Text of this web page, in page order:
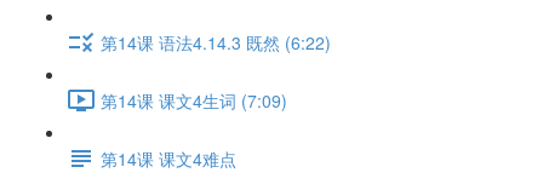
第14课 语法4.14.3 既然 (6:22)
第14课 课文4生词 (7:09)
第14课 课文4难点